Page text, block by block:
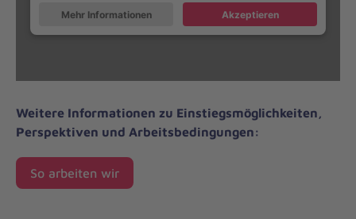
Klicken Sie auf den Button, um den Inhalt nachzuladen.
Mehr Informationen Akzeptieren
Weitere Informationen zu Einstiegsmöglichkeiten,
Perspektiven und Arbeitsbedingungen:
So arbeiten wir